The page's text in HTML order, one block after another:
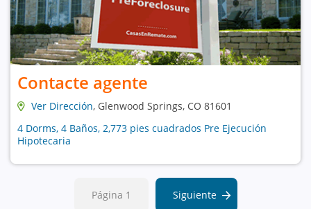
Contacte agente
Ver Dirección, Glenwood Springs, CO 81601
4 Dorms, 4 Baños, 2,773 pies cuadrados Pre Ejecución
Hipotecaria
Página 1 Siguiente